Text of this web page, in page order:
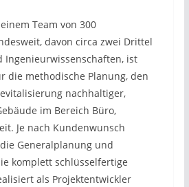
Team von 300
davon circa zwei Drittel
Ingenieurwissenschaften, ist
die methodische Planung, den
nachhaltiger,
im Bereich Büro,
Je nach Kundenwunsch
Generalplanung und
komplett schlüsselfertige
als Projektentwickler